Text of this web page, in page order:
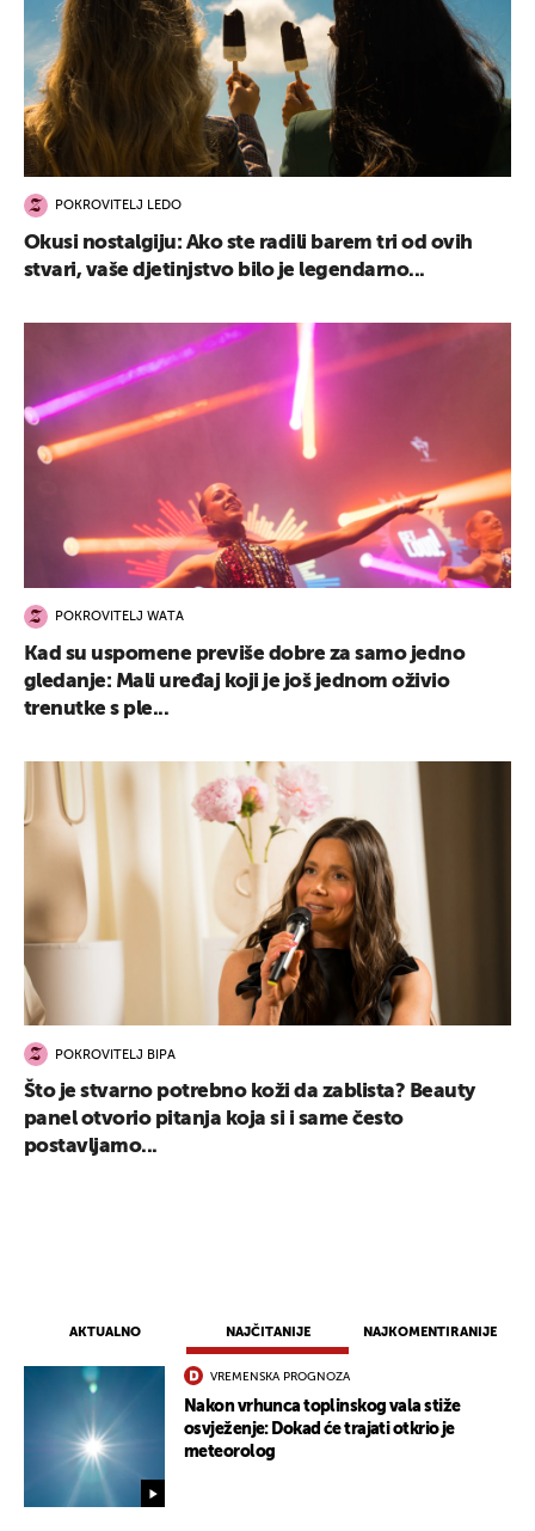
AKTUALNO NAJČITANIJE NAJKOMENTIRANIJE
VREMENSKA PROGNOZA
Nakon vrhunca toplinskog vala stiže
osvježenje: Dokad će trajati otkrio je
meteorolog
POKROVITELJ LEDO
Okusi nostalgiju: Ako ste radili barem tri od ovih
stvari, vaše djetinjstvo bilo je legendarno...
POKROVITELJ WATA
Kad su uspomene previše dobre za samo jedno
gledanje: Mali uređaj koji je još jednom oživio
trenutke s ple...
POKROVITELJ BIPA
Što je stvarno potrebno koži da zablista? Beauty
panel otvorio pitanja koja si i same često
postavljamo...